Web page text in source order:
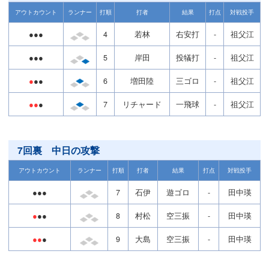
アウトカウント ランナー 打順 打者 結果 打点 対戦投手
●●● 4 若林 右安打 - 祖父江
●●● 5 岸田 投犠打 - 祖父江
●●● 6 増田陸 三ゴロ - 祖父江
●●● 7 リチャード 一飛球 - 祖父江
7回裏 中日の攻撃
アウトカウント ランナー 打順 打者 結果 打点 対戦投手
●●● 7 石伊 遊ゴロ - 田中瑛
●●● 8 村松 空三振 - 田中瑛
●●● 9 大島 空三振 - 田中瑛